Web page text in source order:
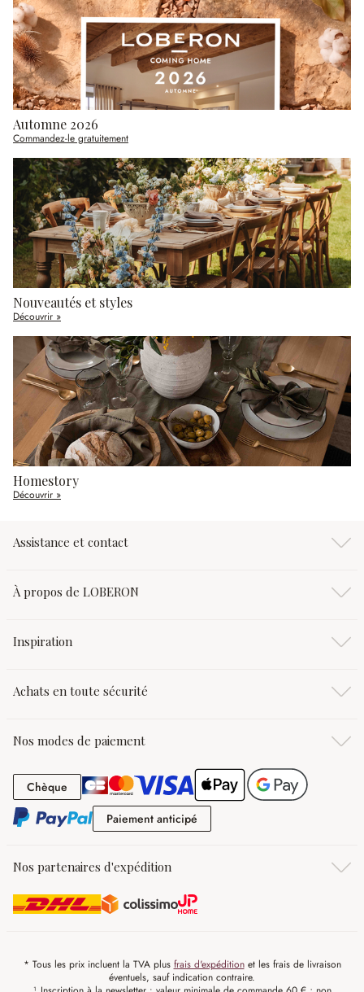
Automne 2026
Commandez-le gratuitement
Nouveautés et styles
Découvrir »
Homestory
Découvrir »
Assistance et contact
À propos de LOBERON
Inspiration
Achats en toute sécurité
Nos modes de paiement
Chèque Chèque
Paiement anticipé
Nos partenaires d'expédition
* Tous les prix incluent la TVA plus frais d'expéditionet les frais de livraison
éventuels, sauf indication contraire.